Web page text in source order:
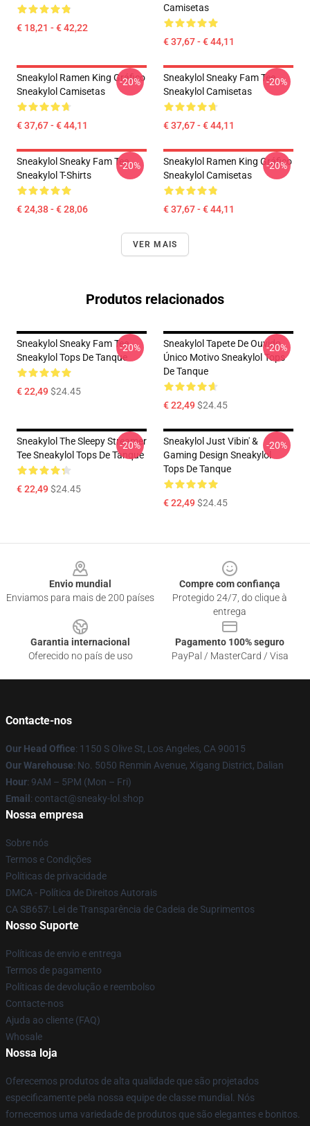
€ 18,21 - € 42,22
Camisetas
€ 37,67 - € 44,11
Sneakylol Ramen King Gráfico
Sneakylol Camisetas
€ 37,67 - € 44,11
-20%
Sneakylol Sneaky Fam Tee
Sneakylol Camisetas
€ 37,67 - € 44,11
-20%
Sneakylol Sneaky Fam Tee
Sneakylol T-Shirts
€ 24,38 - € 28,06
-20%
Sneakylol Ramen King Gráfico
Sneakylol Camisetas
€ 37,67 - € 44,11
-20%
VER MAIS
Produtos relacionados
Sneakylol Sneaky Fam Tee
Sneakylol Tops De Tanque
€ 22,49$24.45
-20%
Sneakylol Tapete De Ouvido
Único Motivo Sneakylol Tops
De Tanque
€ 22,49$24.45
-20%
Sneakylol The Sleepy Streamer
Tee Sneakylol Tops De Tanque
€ 22,49$24.45
-20%
Sneakylol Just Vibin' &
Gaming Design Sneakylol
Tops De Tanque
€ 22,49$24.45
-20%
Envio mundial
Enviamos para mais de 200 países
Compre com confiança
Protegido 24/7, do clique à
entrega
Garantia internacional
Oferecido no país de uso
Pagamento 100% seguro
PayPal / MasterCard / Visa
Contacte-nos
Our Head Office: 1150 S Olive St, Los Angeles, CA 90015
Our Warehouse: No. 5050 Renmin Avenue, Xigang District, Dalian
Hour: 9AM – 5PM (Mon – Fri)
Email : contact@sneaky-lol.shop
Nossa empresa
Sobre nós
Termos e Condições
Políticas de privacidade
DMCA - Política de Direitos Autorais
CA SB657: Lei de Transparência de Cadeia de Suprimentos
Nosso Suporte
Políticas de envio e entrega
Termos de pagamento
Políticas de devolução e reembolso
Contacte-nos
Ajuda ao cliente (FAQ)
Whosale
Nossa loja
Oferecemos produtos de alta qualidade que são projetados
especificamente pela nossa equipe de classe mundial. Nós
fornecemos uma variedade de produtos que são elegantes e bonitos.